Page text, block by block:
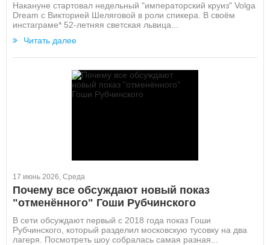
Накануне стартовал недельный "императорский круиз" Volga
Dream с Викторией Шеляговой в роли спикера. В своём
инстаграме* 52-летняя светская львица...
Читать далее
17 июнь 2026, Среда
Почему все обсуждают новый показ
"отменённого" Гоши Рубчинского
В сети обсуждают первый с 2018 года показ Гоши
Рубчинского, который разделил московскую тусовку на два
лагеря. Посмотреть шоу собралась самая разная...